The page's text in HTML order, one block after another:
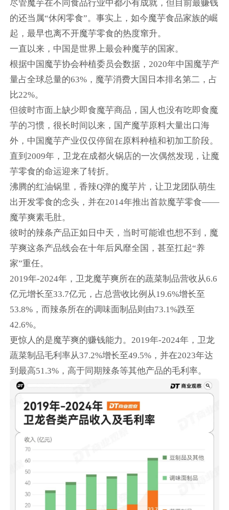
尽管魔芋在不同食品行业中都小有成就，但目前最赚钱
的还当属“休闲零食”。事实上，如今魔芋食品家族的崛
起，最早也离不开魔芋零食的热度窜升。
一直以来，中国是世界上最会种魔芋的国家。
根据中国魔芋协会种植委员会数据，2020年中国魔芋产
量占全球总量的63%，魔芋消费大国日本排名第二，占
比22%。
但彼时市面上缺少即食魔芋商品，国人也没有吃即食魔
芋的习惯，很长时间以来，国产魔芋原料大量出口海
外，中国魔芋产业仅仅停留在原料种植和初加工阶段。
直到2009年，卫龙在成都火锅店的一次偶然发现，让魔
芋零食的命运迎来了转折。
沸腾的红油锅里，香辣Q弹的魔芋片，让卫龙团队萌生
出开发零食的念头，并在2014年推出首款魔芋零食——
魔芋爽素毛肚。
彼时的辣条产品正如日中天，当时可能谁也想不到，魔
芋爽这条产品线会在十年后风靡全国，甚至扛起“养
家”重任。
2019年-2024年，卫龙魔芋爽所在的蔬菜制品营收从6.6
亿元增长至33.7亿元，占总营收比例从19.6%增长至
53.8%，而辣条所在的调味面制品则由73.1%跌至
42.6%。
更惊人的是魔芋爽的赚钱能力。2019年-2024年，卫龙
蔬菜制品毛利率从37.2%增长至49.5%，并在2023年达
到最高51.3%，高于同期辣条等其他产品的毛利率。